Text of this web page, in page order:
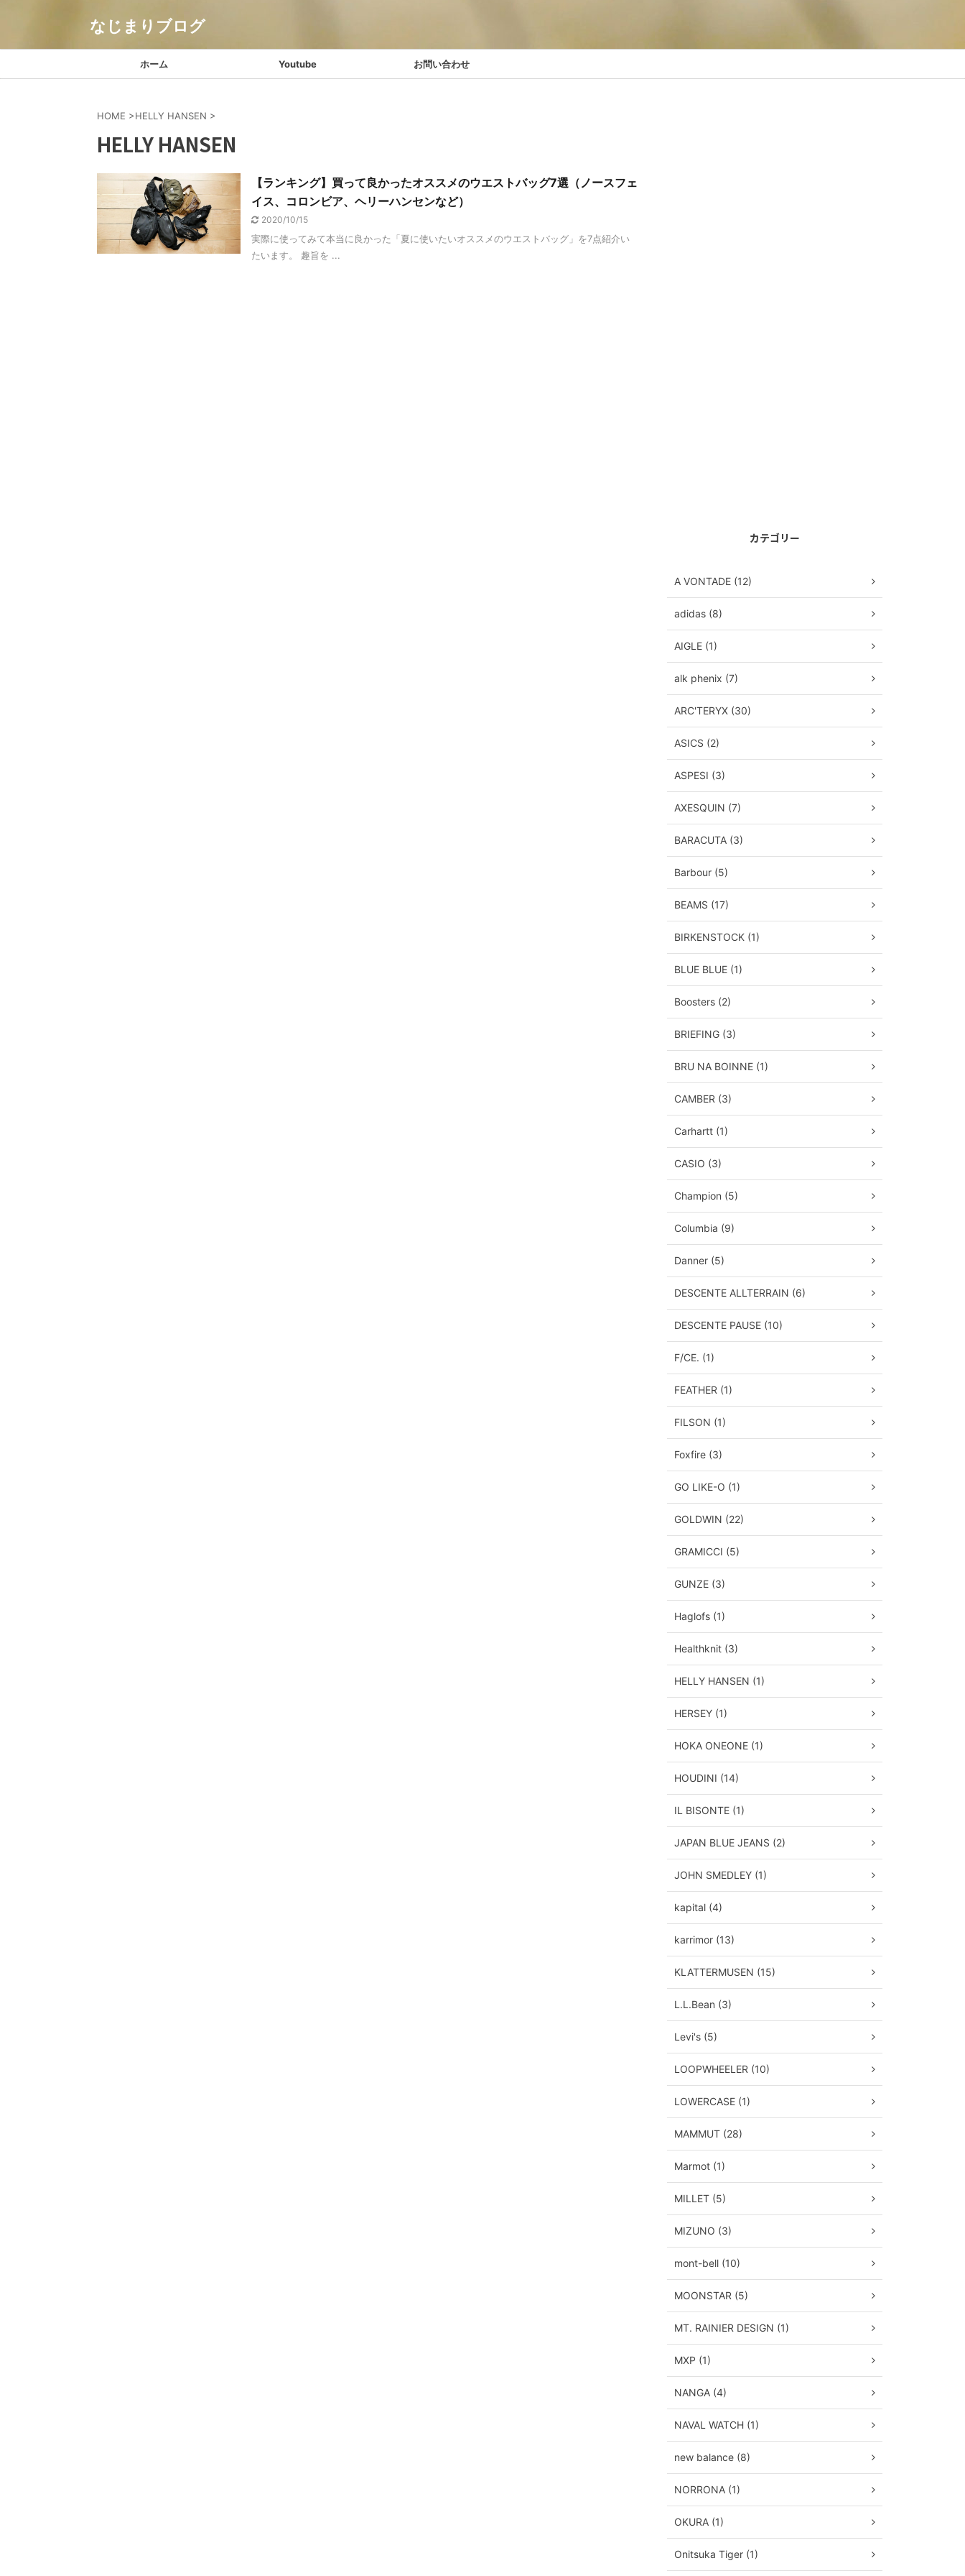
なじまりブログ
ホーム Youtube お問い合わせ
HOME >HELLY HANSEN >
HELLY HANSEN
【ランキング】買って良かったオススメのウエストバッグ7選（ノースフェ
イス、コロンビア、ヘリーハンセンなど）
2020/10/15
実際に使ってみて本当に良かった「夏に使いたいオススメのウエストバッグ」を7点紹介い
たいます。 趣旨を ...
カテゴリー
A VONTADE (12)
adidas (8)
AIGLE (1)
alk phenix (7)
ARC'TERYX (30)
ASICS (2)
ASPESI (3)
AXESQUIN (7)
BARACUTA (3)
Barbour (5)
BEAMS (17)
BIRKENSTOCK (1)
BLUE BLUE (1)
Boosters (2)
BRIEFING (3)
BRU NA BOINNE (1)
CAMBER (3)
Carhartt (1)
CASIO (3)
Champion (5)
Columbia (9)
Danner (5)
DESCENTE ALLTERRAIN (6)
DESCENTE PAUSE (10)
F/CE. (1)
FEATHER (1)
FILSON (1)
Foxfire (3)
GO LIKE-O (1)
GOLDWIN (22)
GRAMICCI (5)
GUNZE (3)
Haglofs (1)
Healthknit (3)
HELLY HANSEN (1)
HERSEY (1)
HOKA ONEONE (1)
HOUDINI (14)
IL BISONTE (1)
JAPAN BLUE JEANS (2)
JOHN SMEDLEY (1)
kapital (4)
karrimor (13)
KLATTERMUSEN (15)
L.L.Bean (3)
Levi's (5)
LOOPWHEELER (10)
LOWERCASE (1)
MAMMUT (28)
Marmot (1)
MILLET (5)
MIZUNO (3)
mont-bell (10)
MOONSTAR (5)
MT. RAINIER DESIGN (1)
MXP (1)
NANGA (4)
NAVAL WATCH (1)
new balance (8)
NORRONA (1)
OKURA (1)
Onitsuka Tiger (1)